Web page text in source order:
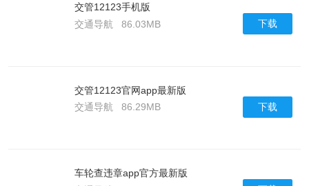
交管12123手机版
交通导航
86.03MB 下载
交管12123官网app最新版
交通导航
86.29MB 下载
车轮查违章app官方最新版